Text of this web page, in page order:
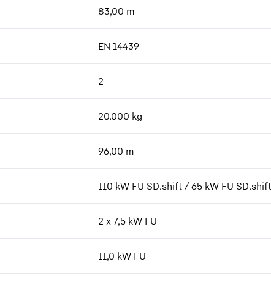
83,00 m
EN 14439
2
20.000 kg
96,00 m
110 kW FU SD.shift / 65 kW FU SD.shift
2 x 7,5 kW FU
11,0 kW FU